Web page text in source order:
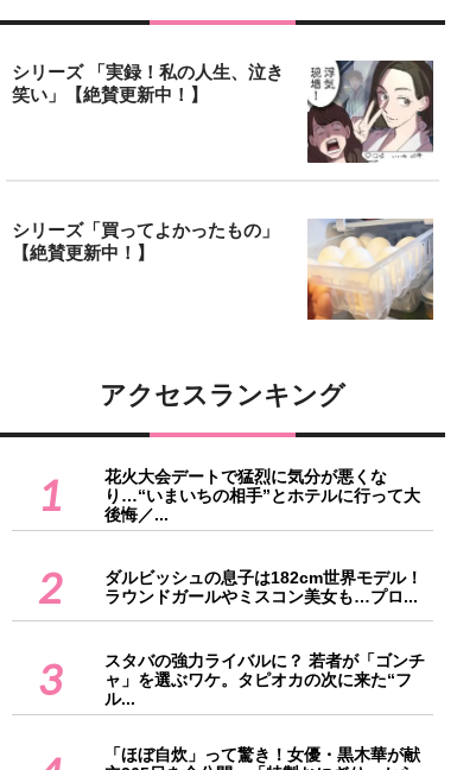
シリーズ 「実録！私の人生、泣き
笑い」【絶賛更新中！】
シリーズ「買ってよかったもの」
【絶賛更新中！】
アクセスランキング
1
花火大会デートで猛烈に気分が悪くな
り…“いまいちの相手”とホテルに行って大
後悔／...
2
ダルビッシュの息子は182cm世界モデル！
ラウンドガールやミスコン美女も…プロ...
3
スタバの強力ライバルに？ 若者が「ゴンチ
ャ」を選ぶワケ。タピオカの次に来た“フ
ル...
「ほぼ自炊」って驚き！女優・黒木華が献